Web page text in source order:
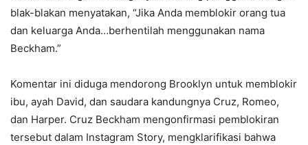
blak-blakan menyatakan, “Jika Anda memblokir orang tua
dan keluarga Anda…berhentilah menggunakan nama
Beckham.”
Komentar ini diduga mendorong Brooklyn untuk memblokir
ibu, ayah David, dan saudara kandungnya Cruz, Romeo,
dan Harper. Cruz Beckham mengonfirmasi pemblokiran
tersebut dalam Instagram Story, mengklarifikasi bahwa